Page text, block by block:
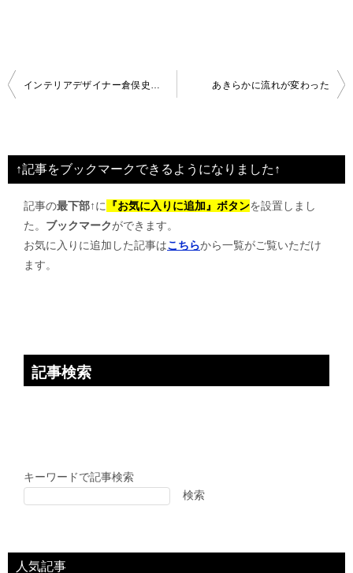
投
ビ
ゲ
あきらかに流れが変わった
↑記事をブックマークできるようになりました↑
記事の最下部↑に 『お気に入りに追加』ボタンを設置しまし
た。 ブックマークができます。
お気に入りに追加した記事はこちらから一覧がご覧いただけ
ます。
記事検索
キーワードで記事検索
検索
人気記事